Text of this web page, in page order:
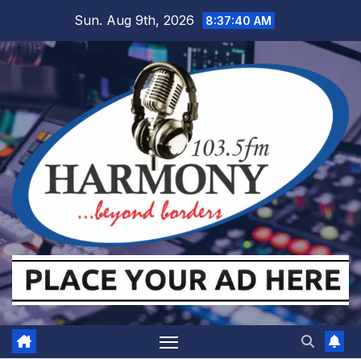
content
Sun. Aug 9th, 2026 8:37:41 AM